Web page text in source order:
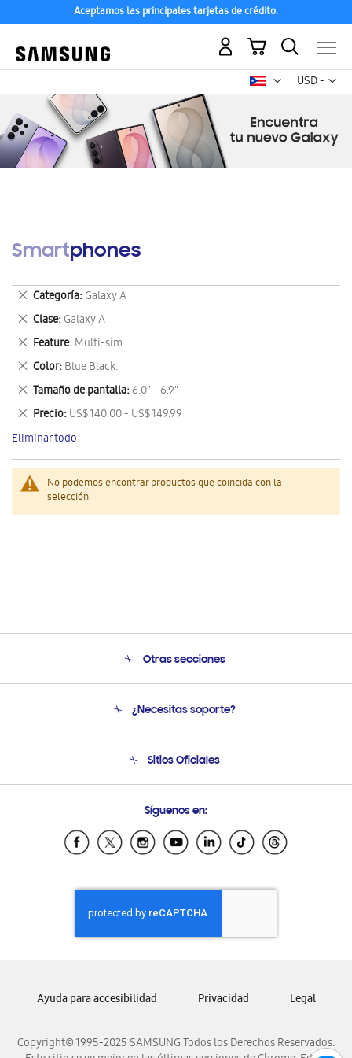
Aceptamos las principales tarjetas de crédito.
USD -
dólar
Mi carrito
Smartphones
No podemos encontrar productos que coincida con la
selección.
Categoría Galaxy A
Eliminar
este
artículo
Clase Galaxy A
Eliminar
este
artículo
Feature Multi-sim
Eliminar
este
artículo
Color Blue Black.
Eliminar
este
artículo
Tamaño de pantalla 6.0" - 6.9"
Eliminar
este
artículo
Precio US$ 140.00 - US$ 149.99
Eliminar
este
artículo
Eliminar todo
Otras secciones
Soporte
Condiciones de Compra
¿Necesitas soporte?
Soporte vía eMail
Sitios Oficiales
Samsung Ecuador
Samsung El Salvador
Samsung Honduras
Samsung Nicaragua
Samsung Panamá
Samsung Venezuela
Síguenos en:
Copyright© 1995-2025 SAMSUNG Todos los Derechos Reservados.
Ayuda para accesibilidad Privacidad Legal